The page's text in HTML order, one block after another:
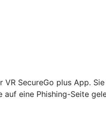
SecureGo plus App.
eine Phishing-Seite